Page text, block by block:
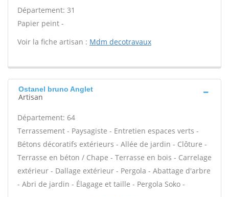
Département: 31
Papier peint -
Voir la fiche artisan : Mdm decotravaux
Ostanel bruno Anglet
Artisan
Département: 64
Terrassement - Paysagiste - Entretien espaces verts -
Bétons décoratifs extérieurs - Allée de jardin - Clôture -
Terrasse en béton / Chape - Terrasse en bois - Carrelage
extérieur - Dallage extérieur - Pergola - Abattage d'arbre
- Abri de jardin - Élagage et taille - Pergola Soko -